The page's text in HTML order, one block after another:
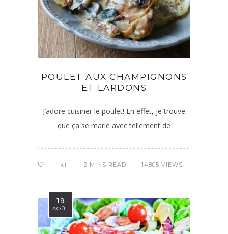
POULET AUX CHAMPIGNONS
ET LARDONS
J’adore cuisiner le poulet! En effet, je trouve
que ça se marie avec tellement de
1 LIKE 2 MINS READ 14805 VIEWS
19
AOÛT